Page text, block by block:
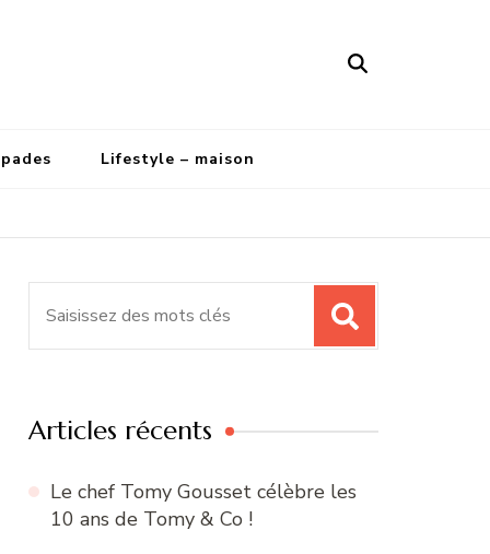
Lifestyle – maison
Articles récents
Le chef Tomy Gousset célèbre les
10 ans de Tomy & Co !